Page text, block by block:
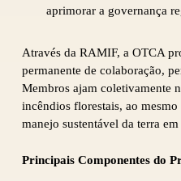
aprimorar a governança
Através da RAMIF, a OTCA
permanente de colaboração,
Membros ajam coletivamente
incêndios florestais, ao
manejo sustentável da terra
Principais Componentes do